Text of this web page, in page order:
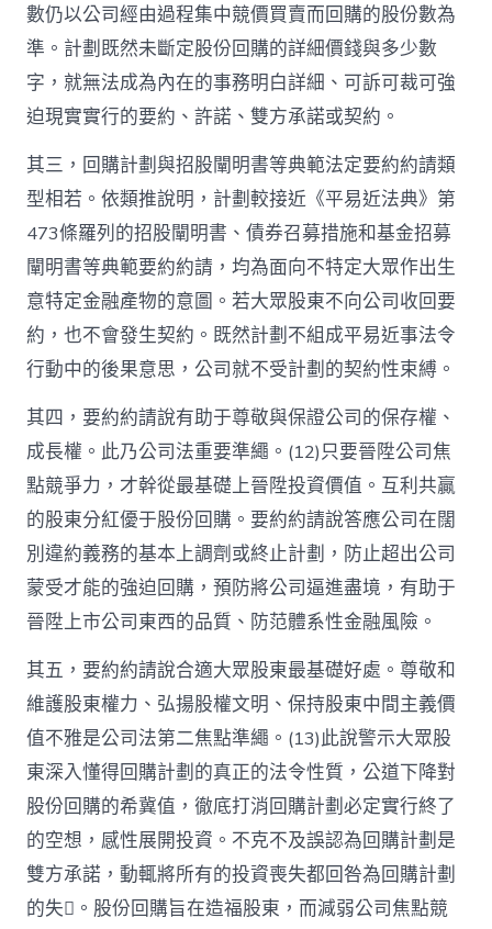
數仍以公司經由過程集中競價買賣而回購的股份數為
準。計劃既然未斷定股份回購的詳細價錢與多少數
字，就無法成為內在的事務明白詳細、可訴可裁可強
迫現實實行的要約、許諾、雙方承諾或契約。
其三，回購計劃與招股闡明書等典範法定要約約請類
型相若。依類推說明，計劃較接近《平易近法典》第
473條羅列的招股闡明書、債券召募措施和基金招募
闡明書等典範要約約請，均為面向不特定大眾作出生
意特定金融產物的意圖。若大眾股東不向公司收回要
約，也不會發生契約。既然計劃不組成平易近事法令
行動中的後果意思，公司就不受計劃的契約性束縛。
其四，要約約請說有助于尊敬與保證公司的保存權、
成長權。此乃公司法重要準繩。(12)只要晉陞公司焦
點競爭力，才幹從最基礎上晉陞投資價值。互利共贏
的股東分紅優于股份回購。要約約請說答應公司在闊
別違約義務的基本上調劑或終止計劃，防止超出公司
蒙受才能的強迫回購，預防將公司逼進盡境，有助于
晉陞上市公司東西的品質、防范體系性金融風險。
其五，要約約請說合適大眾股東最基礎好處。尊敬和
維護股東權力、弘揚股權文明、保持股東中間主義價
值不雅是公司法第二焦點準繩。(13)此說警示大眾股
東深入懂得回購計劃的真正的法令性質，公道下降對
股份回購的希冀值，徹底打消回購計劃必定實行終了
的空想，感性展開投資。不克不及誤認為回購計劃是
雙方承諾，動輒將所有的投資喪失都回咎為回購計劃
的失。股份回購旨在造福股東，而減弱公司焦點競